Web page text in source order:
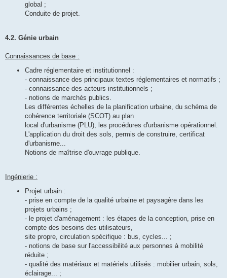
global ;
Conduite de projet.
4.2. Génie urbain
Connaissances de base :
Cadre réglementaire et institutionnel :
- connaissance des principaux textes réglementaires et normatifs ;
- connaissance des acteurs institutionnels ;
- notions de marchés publics.
Les différentes échelles de la planification urbaine, du schéma de
cohérence territoriale (SCOT) au plan
local d'urbanisme (PLU), les procédures d'urbanisme opérationnel.
L'application du droit des sols, permis de construire, certificat
d'urbanisme...
Notions de maîtrise d'ouvrage publique.
Ingénierie :
Projet urbain :
- prise en compte de la qualité urbaine et paysagère dans les
projets urbains ;
- le projet d'aménagement : les étapes de la conception, prise en
compte des besoins des utilisateurs,
site propre, circulation spécifique : bus, cycles... ;
- notions de base sur l'accessibilité aux personnes à mobilité
réduite ;
- qualité des matériaux et matériels utilisés : mobilier urbain, sols,
éclairage... ;